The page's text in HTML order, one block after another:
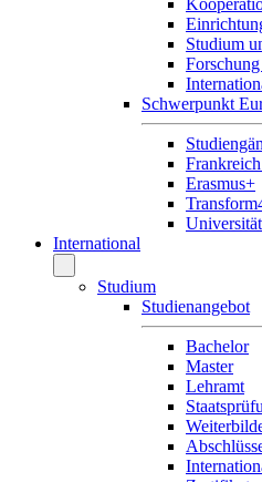
Studium
Schwerpunkt
Erasmus+
International
Studium
Studienangebot
Bachelor
Master
Lehramt